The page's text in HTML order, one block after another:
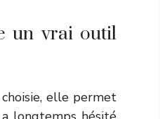
un vrai outil
elle permet